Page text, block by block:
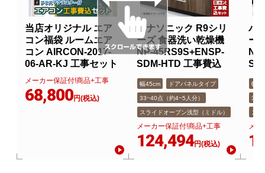
当店オリジナル エア
コン福袋 ルームエア
コン AIRCON-2017-
06-AR-KJ 工事セット
メーカー保証付!商品+工事
68,800円(税込)
パナソニック R9シリ
ーズ 食器洗い乾燥機
NP-45RS9S+ENSP-
SDM-HTD 工事費込
幅45cm ドアパネルタイプ
33~40点（約4~5人分）
スライドオープン浅型（ミドル）
メーカー保証付!商品+工事
124,494円(税込)
パ
ー
幅
スラ
メー